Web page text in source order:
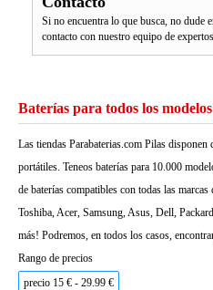
Si no encuentra lo que busca, no dude
contacto con nuestro equipo de
Baterías para todos los
Las tiendas Parabaterias.com Pilas
portátiles. Teneos baterías para 10.000
de baterías compatibles con todas las
Toshiba, Acer, Samsung, Asus, Dell,
más! Podremos, en todos los casos,
Rango de precios
precio 15 € - 29.99 €